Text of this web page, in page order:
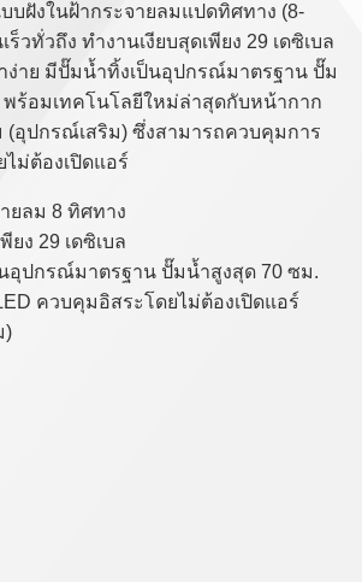
บฝังในฝ้ากระจายลมแปดทิศทาง (8-
ร็วทั่วถึง ทำงานเงียบสุดเพียง 29 เดซิเบล
ง่าย มีปั๊มน้ำทิ้งเป็นอุปกรณ์มาตรฐาน ปั๊ม
พร้อมเทคโนโลยีใหม่ล่าสุดกับหน้ากาก
(อุปกรณ์เสริม) ซึ่งสามารถควบคุมการ
ไม่ต้องเปิดแอร์
ายลม 8 ทิศทาง
ยง 29 เดซิเบล
อุปกรณ์มาตรฐาน ปั๊มน้ำสูงสุด 70 ซม.
ควบคุมอิสระโดยไม่ต้องเปิดแอร์
)